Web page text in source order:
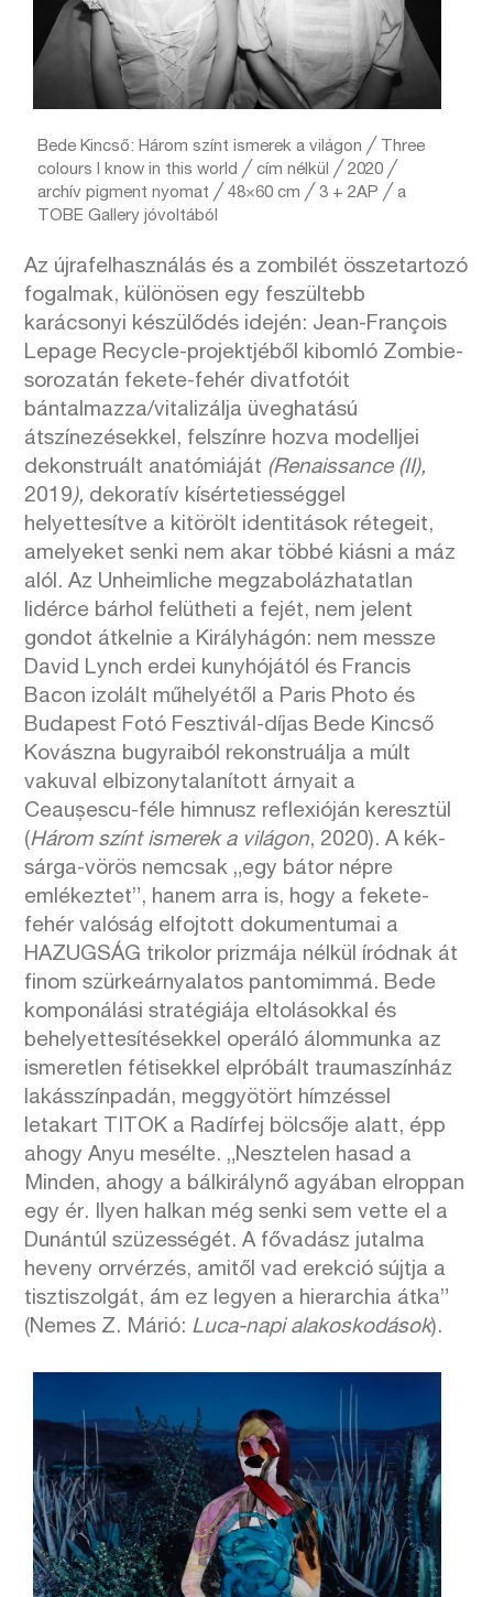
Bede Kincső: Három színt ismerek a világon ╱ Three
colours I know in this world ╱ cím nélkül ╱ 2020 ╱
archív pigment nyomat ╱ 48×60 cm ╱ 3 + 2AP ╱ a
TOBE Gallery jóvoltából
Az újrafelhasználás és a zombilét összetartozó
fogalmak, különösen egy feszültebb
karácsonyi készülődés idején: Jean-François
Lepage Recycle-projektjéből kibomló Zombie-
sorozatán fekete-fehér divatfotóit
bántalmazza/vitalizálja üveghatású
átszínezésekkel, felszínre hozva modelljei
dekonstruált anatómiáját (Renaissance (II),
2019), dekoratív kísértetiességgel
helyettesítve a kitörölt identitások rétegeit,
amelyeket senki nem akar többé kiásni a máz
alól. Az Unheimliche megzabolázhatatlan
lidérce bárhol felütheti a fejét, nem jelent
gondot átkelnie a Királyhágón: nem messze
David Lynch erdei kunyhójától és Francis
Bacon izolált műhelyétől a Paris Photo és
Budapest Fotó Fesztivál-díjas Bede Kincső
Kovászna bugyraiból rekonstruálja a múlt
vakuval elbizonytalanított árnyait a
Ceaușescu-féle himnusz reflexióján keresztül
(Három színt ismerek a világon, 2020). A kék-
sárga-vörös nemcsak „egy bátor népre
emlékeztet”, hanem arra is, hogy a fekete-
fehér valóság elfojtott dokumentumai a
HAZUGSÁG trikolor prizmája nélkül íródnak át
finom szürkeárnyalatos pantomimmá. Bede
komponálási stratégiája eltolásokkal és
behelyettesítésekkel operáló álommunka az
ismeretlen fétisekkel elpróbált traumaszínház
lakásszínpadán, meggyötört hímzéssel
letakart TITOK a Radírfej bölcsője alatt, épp
ahogy Anyu mesélte. „Nesztelen hasad a
Minden, ahogy a bálkirálynő agyában elroppan
egy ér. Ilyen halkan még senki sem vette el a
Dunántúl szüzességét. A fővadász jutalma
heveny orrvérzés, amitől vad erekció sújtja a
tisztiszolgát, ám ez legyen a hierarchia átka”
(Nemes Z. Márió: Luca-napi alakoskodások).